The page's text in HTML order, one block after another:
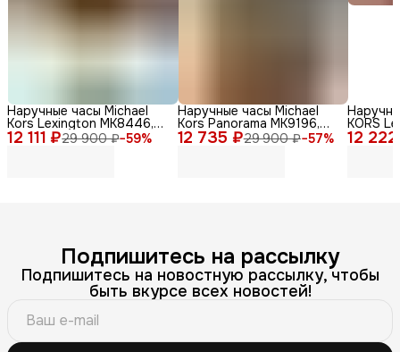
12 111 ₽29 900 ₽−59%
Наручные часы Michael
Kors Lexington MK8446,
мужские, кварцевый
механизм, золотые
12 735 ₽29 900 ₽−57%
Наручные часы Michael
Kors Panorama MK9196,
нержавеющая сталь,
серебристый
12
KORS
сталь
Подпишитесь на рассылку
Подпишитесь на новостную рассылку, чтобы
быть вкурсе всех новостей!